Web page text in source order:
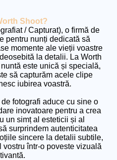
Shoot?
/ Capturat), o firmă de
pentru nunți dedicată să
momente ale vieții voastre
la detalii. La Worth
este unică și specială,
să capturăm acele clipe
iubirea voastră.
fotografi aduce cu sine o
inovatoare pentru a crea
un simț al esteticii și al
surprindem autenticitatea
sincere la detalii subtile,
într-o poveste vizuală